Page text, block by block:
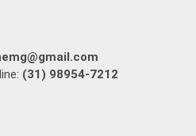
(31) 98954-7212